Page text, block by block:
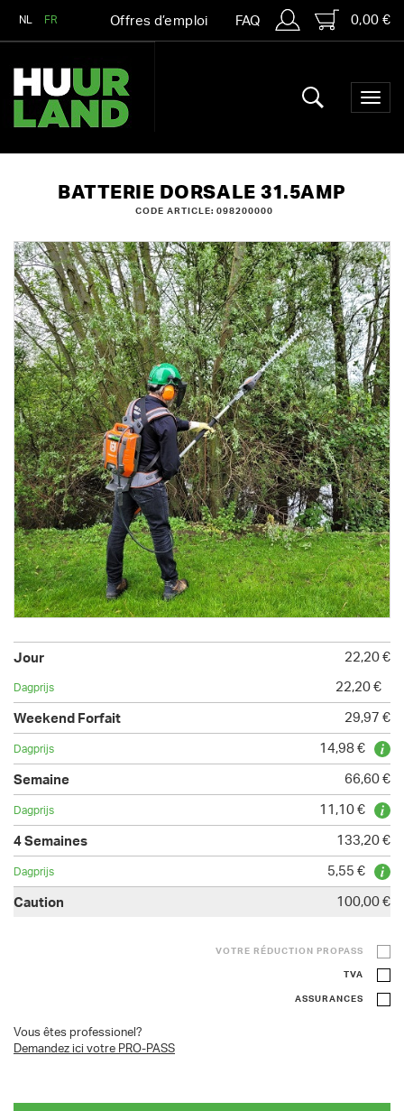
NL FR Offres d’emploi FAQ 0,00 €
BATTERIE DORSALE 31.5AMP
CODE ARTICLE: 098200000
22,20 €
22,20 €
29,97 €
14,98 €
66,60 €
11,10 €
133,20 €
5,55 €
100,00 €
VOTRE RÉDUCTION PROPASS
TVA
ASSURANCES
Vous êtes professionel?
Demandez ici votre PRO-PASS